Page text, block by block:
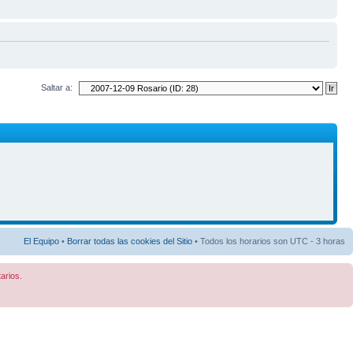
Saltar a:
El Equipo • Borrar todas las cookies del Sitio • Todos los horarios son UTC - 3 horas